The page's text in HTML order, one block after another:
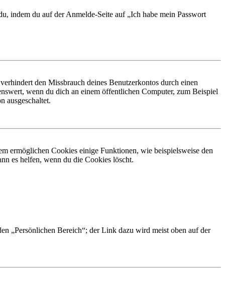
indem du auf der Anmelde-Seite auf „Ich habe mein Passwort
den Missbrauch deines Benutzerkontos durch einen
wenn du dich an einem öffentlichen Computer, zum Beispiel
ausgeschaltet.
ermöglichen Cookies einige Funktionen, wie beispielsweise den
es helfen, wenn du die Cookies löscht.
„Persönlichen Bereich“; der Link dazu wird meist oben auf der